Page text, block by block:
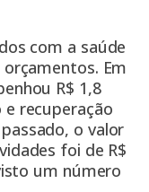
com a saúde
Em
R$ 1,8
recuperação
o valor
foi de R$
um número